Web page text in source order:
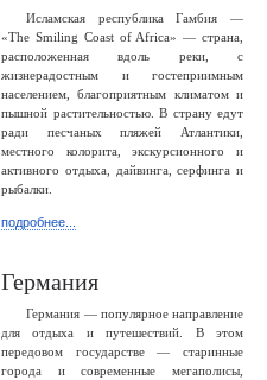
Исламская республика Гамбия —
«The Smiling Coast of Africa» — страна,
расположенная вдоль реки, с
жизнерадостным и гостеприимным
населением, благоприятным климатом и
пышной растительностью. В страну едут
ради песчаных пляжей Атлантики,
местного колорита, экскурсионного и
активного отдыха, дайвинга, серфинга и
рыбалки.
подробнее...
Германия
Германия — популярное направление
для отдыха и путешествий. В этом
передовом государстве — старинные
города и современные мегаполисы,